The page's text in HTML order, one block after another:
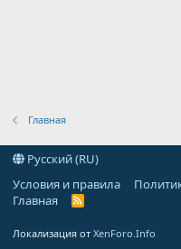
Главная
Русский (RU)
Условия и правила
Главная
R
Локализация от XenForo.Info